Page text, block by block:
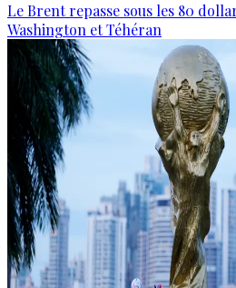
Le Brent repasse sous les 80
Washington et Téhéran